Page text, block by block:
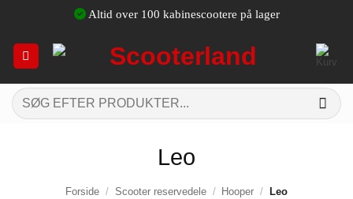
indhold
Altid over 100 kabinescootere på lager
Søg
efter:
Leo
Forside / Scooter reservedele / Hooper / Leo